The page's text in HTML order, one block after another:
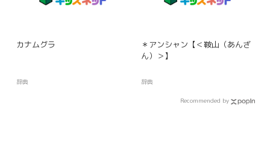
カナムグラ
辞典
＊アンシャン【＜鞍山（あんざ
ん）＞】
辞典
Recommended by